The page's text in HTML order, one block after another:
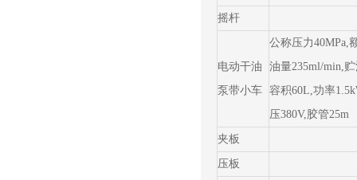
摇杆
电动干油
泵带小车
公称压力40MPa,
油量235ml/min,
容积60L,功率
压380V,胶管25m
夹板
压板